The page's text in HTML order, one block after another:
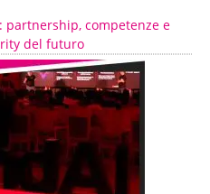
partnership, competenze e
del futuro